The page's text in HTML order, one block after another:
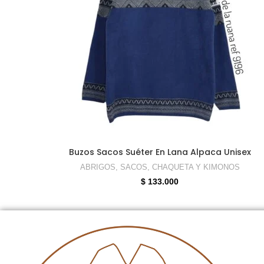
SELECCIONAR OPCIONES
Buzos Sacos Suéter En Lana Alpaca Unisex
ABRIGOS, SACOS, CHAQUETA Y KIMONOS
$ 133.000